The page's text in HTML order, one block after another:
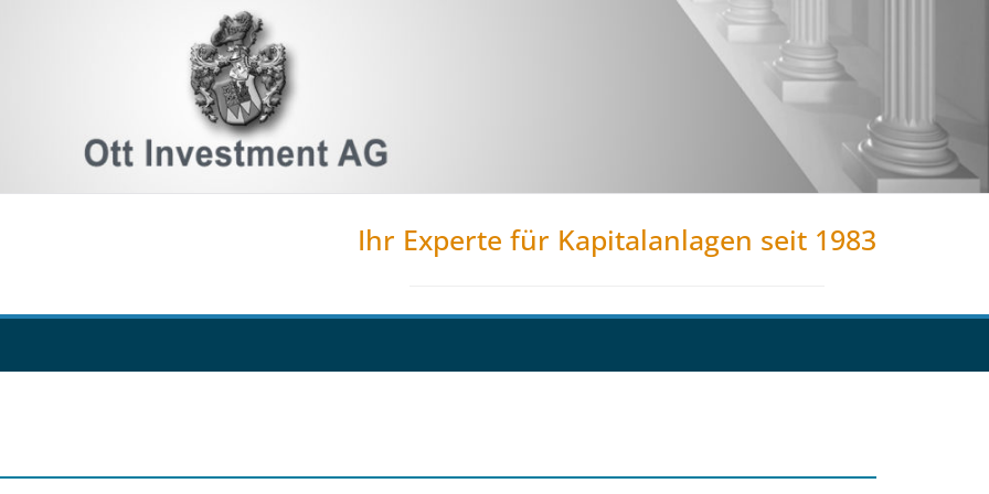
Ihr Experte für Kapitalanlagen seit 1983